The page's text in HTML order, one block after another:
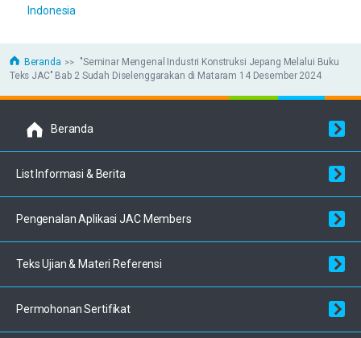
Beranda
"Seminar Mengenal Industri Konstruksi Jepang Melalui Buku
Teks JAC" Bab 2 Sudah Diselenggarakan di Mataram 14 Desember 2024
Indonesia
Beranda
List Informasi & Berita
Pengenalan Aplikasi JAC Members
Teks Ujian & Materi Referensi
Permohonan Sertifikat